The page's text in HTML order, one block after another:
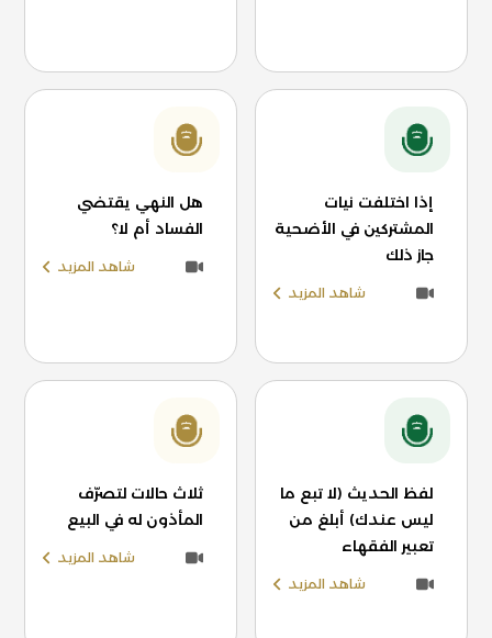
إذا اختلفت نيات
المشتركين في الأضحية
جاز ذلك
شاهد المزيد
هل النهي يقتضي
الفساد أم لا؟
شاهد المزيد
لفظ الحديث (لا تبع ما
ليس عندك) أبلغ من
تعبير الفقهاء
شاهد المزيد
ثلاث حالات لتصرّف
المأذون له في البيع
شاهد المزيد